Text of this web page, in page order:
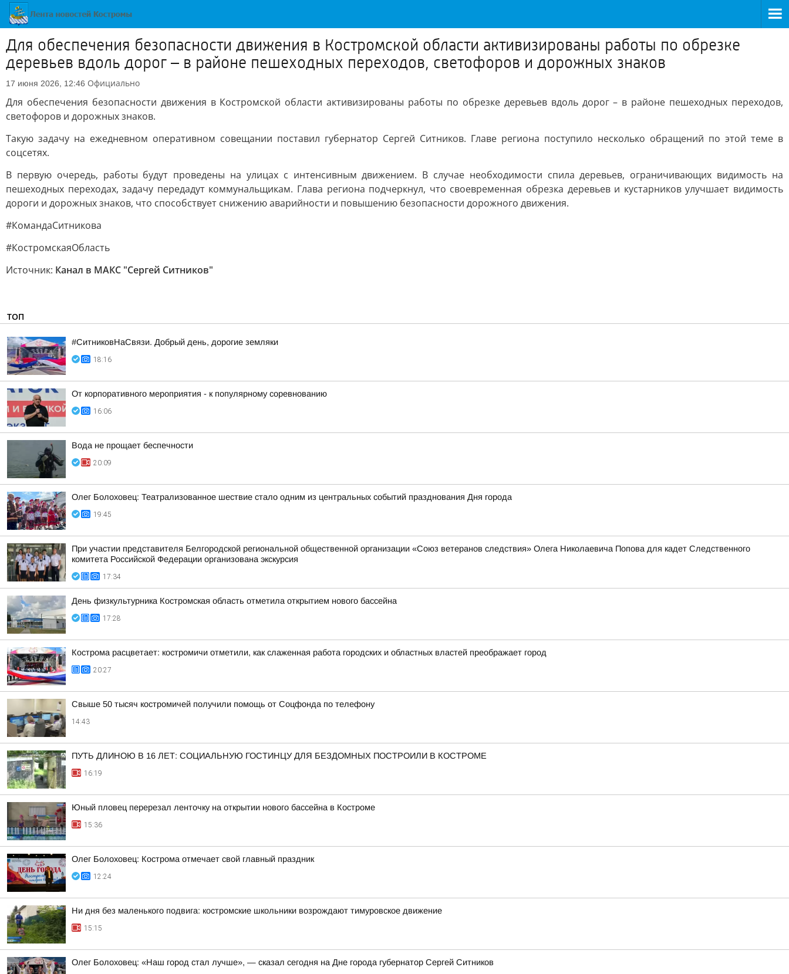
Для обеспечения безопасности движения в Костромской области активизированы работы по обрезке
деревьев вдоль дорог – в районе пешеходных переходов, светофоров и дорожных знаков
17 июня 2026, 12:46 Официально
Для обеспечения безопасности движения в Костромской области активизированы работы по обрезке деревьев вдоль дорог – в районе пешеходных переходов,
светофоров и дорожных знаков.
Такую задачу на ежедневном оперативном совещании поставил губернатор Сергей Ситников. Главе региона поступило несколько обращений по этой теме в
соцсетях.
В первую очередь, работы будут проведены на улицах с интенсивным движением. В случае необходимости спила деревьев, ограничивающих видимость на
пешеходных переходах, задачу передадут коммунальщикам. Глава региона подчеркнул, что своевременная обрезка деревьев и кустарников улучшает видимость
дороги и дорожных знаков, что способствует снижению аварийности и повышению безопасности дорожного движения.
#КомандаСитникова
#КостромскаяОбласть
Источник: Канал в МАКС "Сергей Ситников"
ТОП
#СитниковНаСвязи. Добрый день, дорогие земляки
18:16
От корпоративного мероприятия - к популярному соревнованию
16:06
Вода не прощает беспечности
20:09
Олег Болоховец: Театрализованное шествие стало одним из центральных событий празднования Дня города
19:45
При участии представителя Белгородской региональной общественной организации «Союз ветеранов следствия» Олега Николаевича Попова для кадет Следственного
комитета Российской Федерации организована экскурсия
17:34
День физкультурника Костромская область отметила открытием нового бассейна
17:28
Кострома расцветает: костромичи отметили, как слаженная работа городских и областных властей преображает город
20:27
Свыше 50 тысяч костромичей получили помощь от Соцфонда по телефону
14:43
ПУТЬ ДЛИНОЮ В 16 ЛЕТ: СОЦИАЛЬНУЮ ГОСТИНЦУ ДЛЯ БЕЗДОМНЫХ ПОСТРОИЛИ В КОСТРОМЕ
16:19
Юный пловец перерезал ленточку на открытии нового бассейна в Костроме
15:36
Олег Болоховец: Кострома отмечает свой главный праздник
12:24
Ни дня без маленького подвига: костромские школьники возрождают тимуровское движение
15:15
Олег Болоховец: «Наш город стал лучше», — сказал сегодня на Дне города губернатор Сергей Ситников